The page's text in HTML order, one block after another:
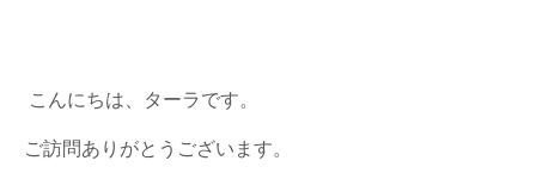
こんにちは、ターラです。
ご訪問ありがとうございます。